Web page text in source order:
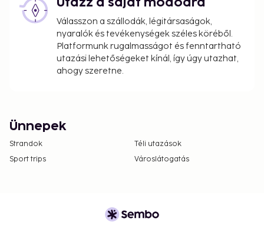
Utazz a saját módodra
Válasszon a szállodák, légitársaságok,
nyaralók és tevékenységek széles köréből.
Platformunk rugalmasságot és fenntartható
utazási lehetőségeket kínál, így úgy utazhat,
ahogy szeretne.
Ünnepek
Strandok
Téli utazások
Sport trips
Városlátogatás